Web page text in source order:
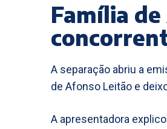
Família
A separação abriu a
de Afonso Leitão e
A apresentadora